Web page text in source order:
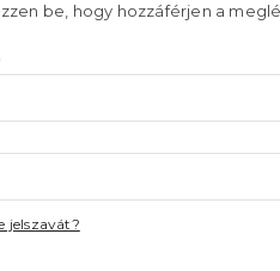
be, hogy hozzáférjen a
jelszavát?